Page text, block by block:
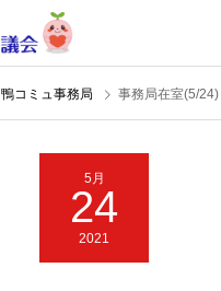
鴨コミュ事務局 事務局在室(5/24)
5月
24
2021